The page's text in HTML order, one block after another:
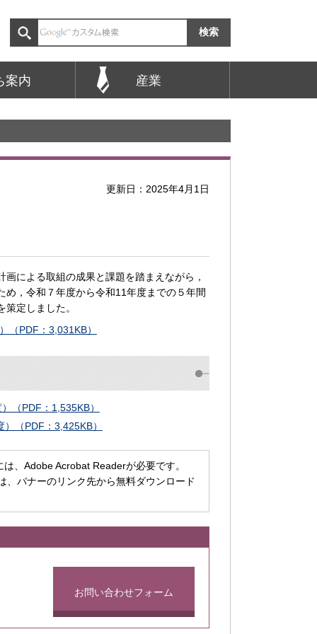
案内 産業
更新日：2025年4月1日
による取組の成果と課題を踏まえながら，
，令和７年度から令和11年度までの５年間
定しました。
（PDF：3,031KB）
（PDF：1,535KB）
（PDF：3,425KB）
、Adobe Acrobat Readerが必要です。
バナーのリンク先から無料ダウンロード
お問い合わせフォーム